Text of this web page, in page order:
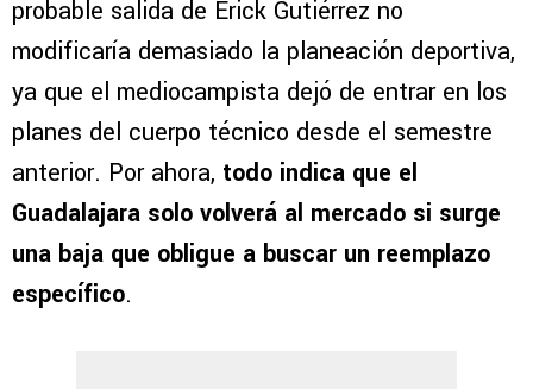
probable salida de Erick Gutiérrez no
modificaría demasiado la planeación deportiva,
ya que el mediocampista dejó de entrar en los
planes del cuerpo técnico desde el semestre
anterior. Por ahora, todo indica que el
Guadalajara solo volverá al mercado si surge
una baja que obligue a buscar un reemplazo
específico.